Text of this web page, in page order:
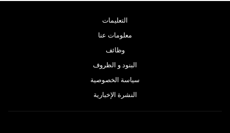
التعليمات
معلومات عنا
وظائف
البنود و الظروف
سياسة الخصوصية
النشرة الإخبارية